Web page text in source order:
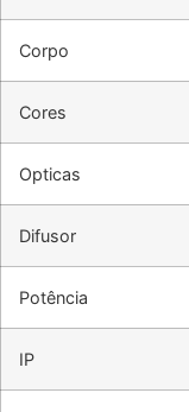
Corpo
Cores
Opticas
Difusor
Potência
IP